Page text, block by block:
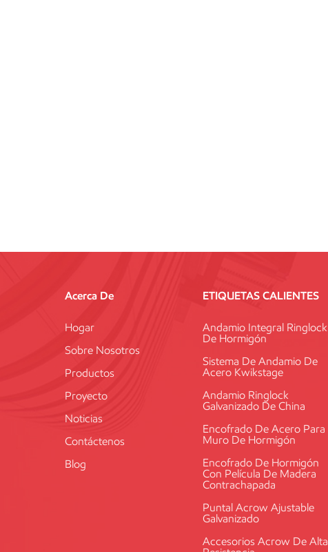
Acerca De
Hogar
Sobre Nosotros
Productos
Proyecto
Noticias
Contáctenos
Blog
ETIQUETAS CALIENTES
Andamio Integral Ringlock
De Hormigón
Sistema De Andamio De
Acero Kwikstage
Andamio Ringlock
Galvanizado De China
Encofrado De Acero Para
Muro De Hormigón
Encofrado De Hormigón
Con Película De Madera
Contrachapada
Puntal Acrow Ajustable
Galvanizado
Accesorios Acrow De Alta